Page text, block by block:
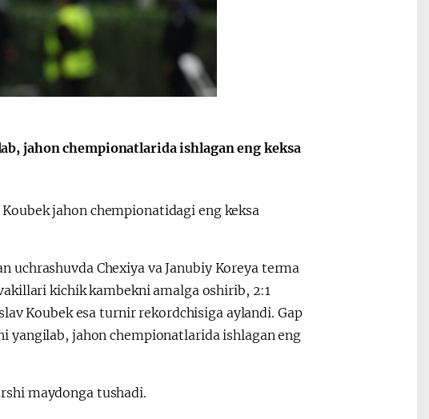
– 2030”
Президент Шавкат
Мирзиёев
раислигида
ўтказилган
jahon chempionatlarida ishlagan eng keksa
jahon chempionatidagi eng keksa
Chexiya va Janubiy Koreya terma
kichik kambekni amalga oshirib, 2:1
Koubek esa turnir rekordchisiga aylandi. Gap
yangilab, jahon chempionatlarida ishlagan eng
maydonga tushadi.